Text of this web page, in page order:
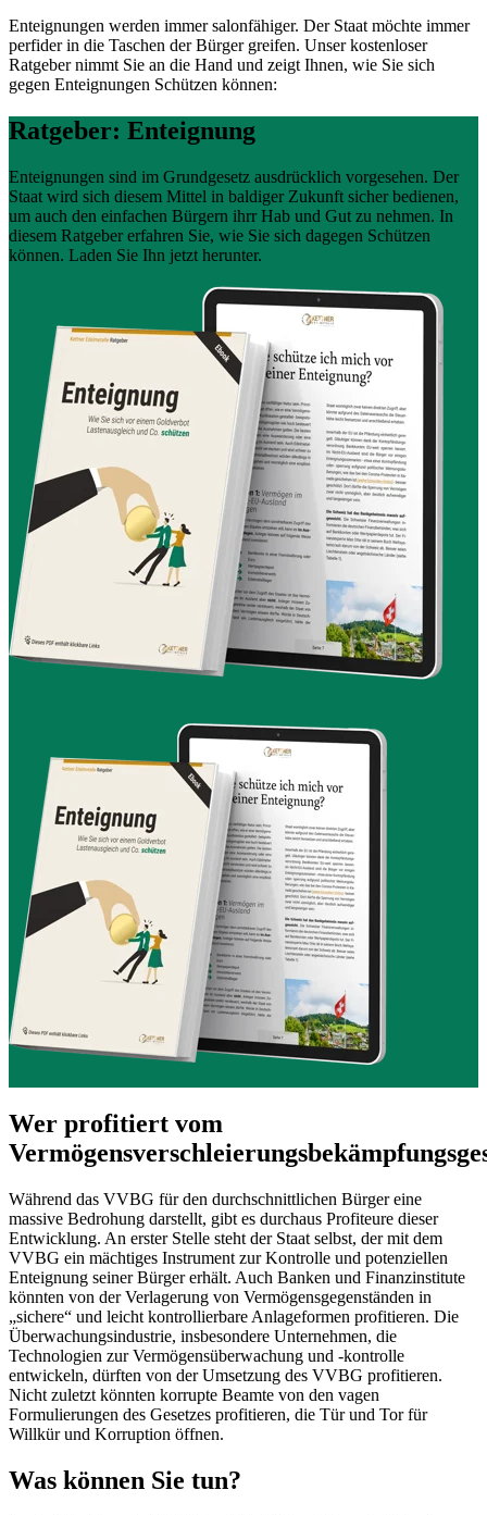
Enteignungen werden immer salonfähiger. Der Staat möchte immer
perfider in die Taschen der Bürger greifen. Unser kostenloser
Ratgeber nimmt Sie an die Hand und zeigt Ihnen, wie Sie sich
gegen Enteignungen Schützen können:
Ratgeber: Enteignung
Enteignungen sind im Grundgesetz ausdrücklich vorgesehen. Der
Staat wird sich diesem Mittel in baldiger Zukunft sicher bedienen,
um auch den einfachen Bürgern ihrr Hab und Gut zu nehmen. In
diesem Ratgeber erfahren Sie, wie Sie sich dagegen Schützen
können. Laden Sie Ihn jetzt herunter.
Wer profitiert vom
Während das VVBG für den durchschnittlichen Bürger eine
massive Bedrohung darstellt, gibt es durchaus Profiteure dieser
Entwicklung. An erster Stelle steht der Staat selbst, der mit dem
VVBG ein mächtiges Instrument zur Kontrolle und potenziellen
Enteignung seiner Bürger erhält. Auch Banken und Finanzinstitute
könnten von der Verlagerung von Vermögensgegenständen in
„sichere“ und leicht kontrollierbare Anlageformen profitieren. Die
Überwachungsindustrie, insbesondere Unternehmen, die
Technologien zur Vermögensüberwachung und -kontrolle
entwickeln, dürften von der Umsetzung des VVBG profitieren.
Nicht zuletzt könnten korrupte Beamte von den vagen
Formulierungen des Gesetzes profitieren, die Tür und Tor für
Willkür und Korruption öffnen.
Was können Sie tun?